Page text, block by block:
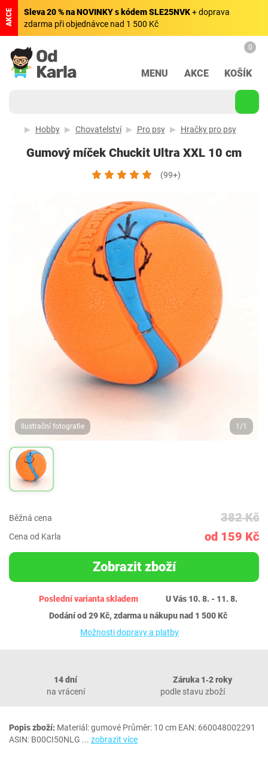
AKCE Sleva 20 % na NOVINKY s kódem SLE25NVK+ doprava
zdarma při objednávce nad 1 500 Kč
MENU AKCE
0
KOŠÍK
Hobby Chovatelství Pro psy Hračky pro psy
Gumový míček Chuckit Ultra XXL 10 cm
(99+)
Ilustrační fotografie 1/1
Běžná cena 382 Kč
Cena od Karla od 159 Kč
Zobrazit zboží
Poslední varianta skladem
U Vás 10. 8. - 11. 8.
Dodání od 29 Kč, zdarma u nákupu nad 1 500 Kč
Možnosti dopravy a platby
14 dní
na vrácení
Záruka 1‐2 roky
podle stavu zboží
Popis zboží: Materiál: gumové Průměr: 10 cm EAN: 660048002291
ASIN: B00CI50NLG ... zobrazit více